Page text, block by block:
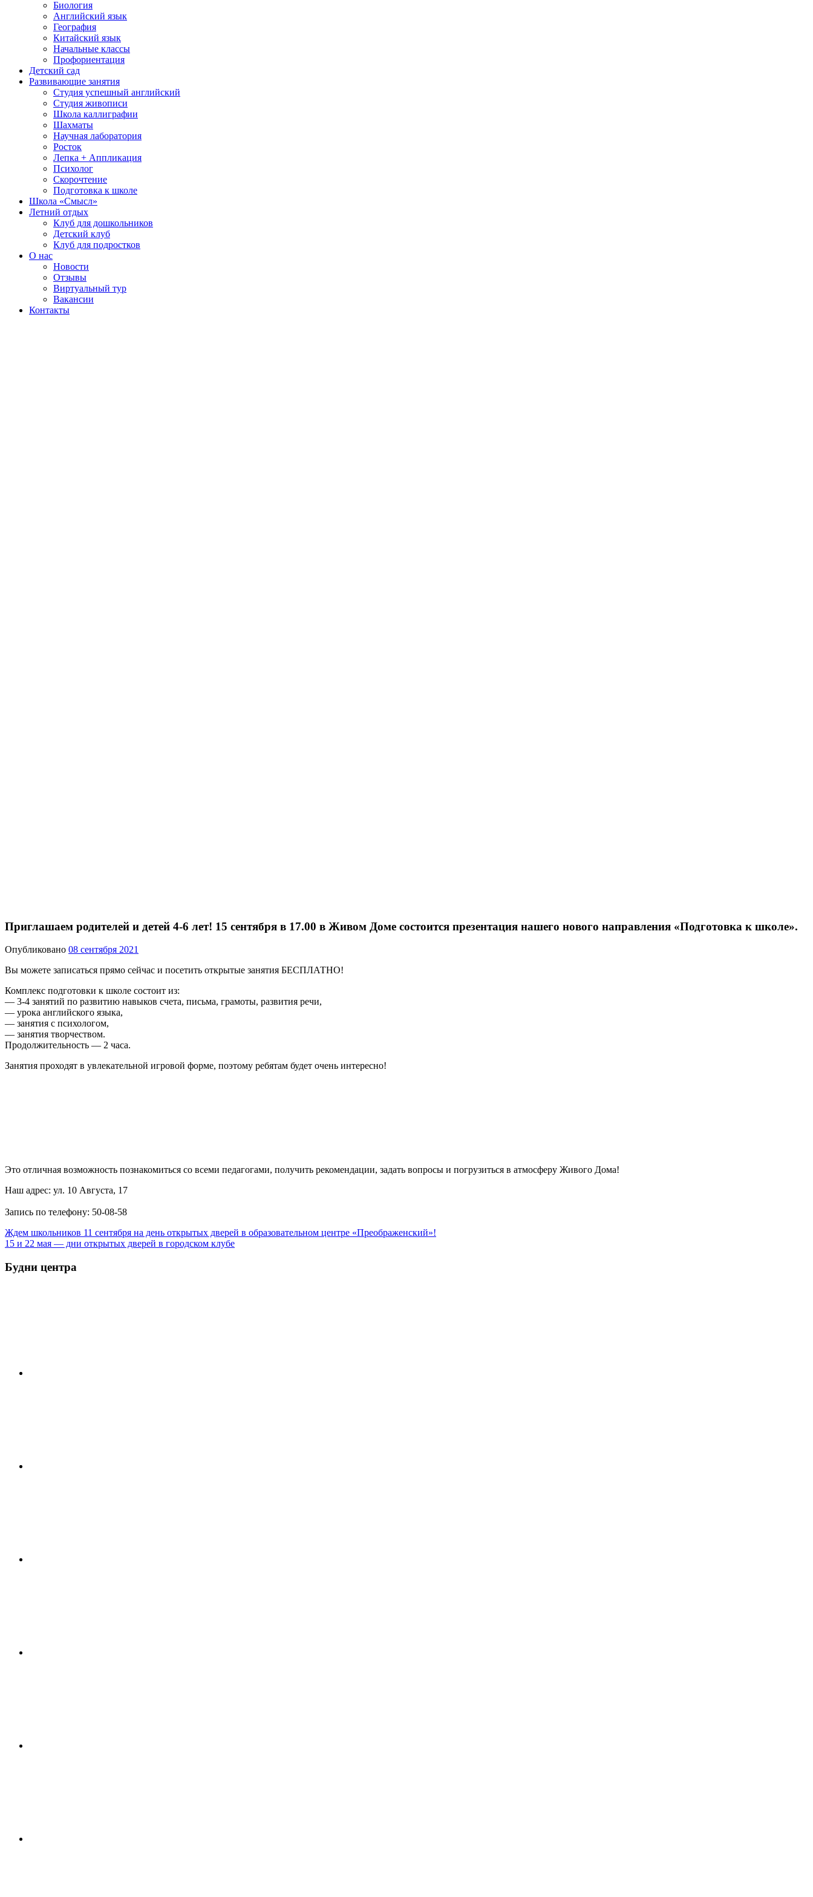
Биология
Английский язык
География
Китайский язык
Начальные классы
Профориентация
Детский сад
Развивающие занятия
Студия успешный английский
Студия живописи
Школа каллиграфии
Шахматы
Научная лаборатория
Росток
Лепка + Аппликация
Психолог
Скорочтение
Подготовка к школе
Школа «Смысл»
Летний отдых
Клуб для дошкольников
Детский клуб
Клуб для подростков
О нас
Новости
Отзывы
Виртуальный тур
Вакансии
Контакты
Приглашаем родителей и детей 4-6 лет! 15 сентября в 17.00 в Живом Доме состоится презентация нашего нового направления «Подготовка к школе».
Опубликовано 08 сентября 2021
Вы можете записаться прямо сейчас и посетить открытые занятия БЕСПЛАТНО!
Комплекс подготовки к школе состоит из:
— 3-4 занятий по развитию навыков счета, письма, грамоты, развития речи,
— урока английского языка,
— занятия с психологом,
— занятия творчеством.
Продолжительность — 2 часа.
Занятия проходят в увлекательной игровой форме, поэтому ребятам будет очень интересно!
Это отличная возможность познакомиться со всеми педагогами, получить рекомендации, задать вопросы и погрузиться в атмосферу Живого Дома!
Наш адрес: ул. 10 Августа, 17
Запись по телефону: 50-08-58
Навигация
по
записям
Ждем школьников 11 сентября на день открытых дверей в образовательном центре «Преображенский»!
15 и 22 мая — дни открытых дверей в городском клубе
Будни центра